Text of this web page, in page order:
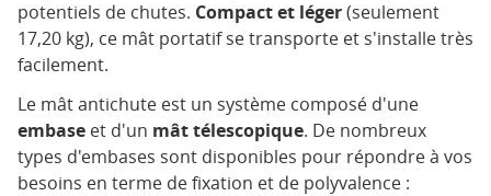
potentiels de chutes. Compact et léger (seulement
17,20 kg), ce mât portatif se transporte et s'installe très
facilement.
Le mât antichute est un système composé d'une
embase et d'un mât télescopique. De nombreux
types d'embases sont disponibles pour répondre à vos
besoins en terme de fixation et de polyvalence :